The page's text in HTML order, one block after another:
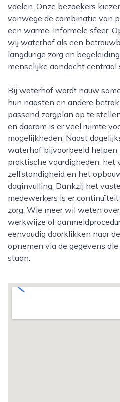
voelen. Onze bezoekers
vanwege de combinatie van
een warme, informele sfeer.
wij waterhof als een
langdurige zorg en
menselijke aandacht centraal
Bij waterhof wordt nauw samengewerkt met cliënten,
hun naasten en andere
passend zorgplan op te
en daarom is er veel ruimte
mogelijkheden. Naast
waterhof bijvoorbeeld helpen
praktische vaardigheden, het
zelfstandigheid en het
daginvulling. Dankzij het
medewerkers is er
zorg. Wie meer wil weten
werkwijze of
eenvoudig doorklikken naar
opnemen via de gegevens
staan.